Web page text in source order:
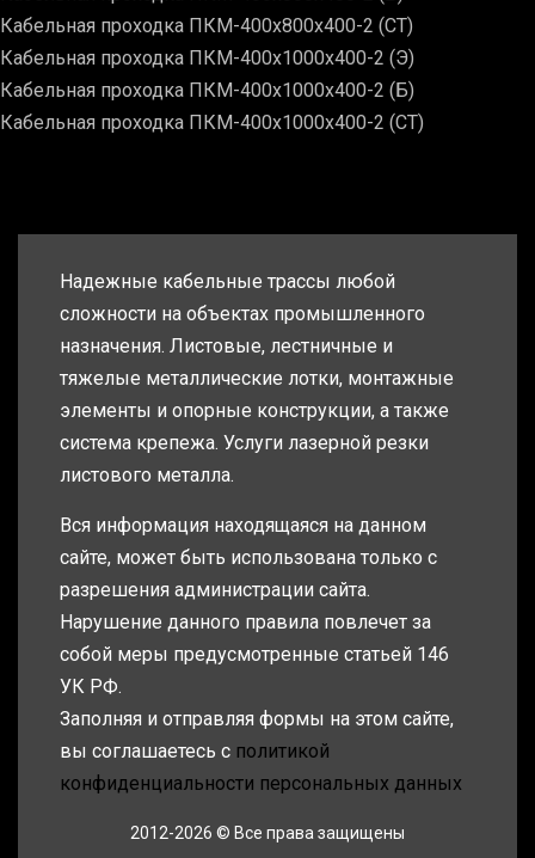
Кабельная проходка ПКМ-400х800х400-2 (СТ)
Кабельная проходка ПКМ-400х1000х400-2 (Э)
Кабельная проходка ПКМ-400х1000х400-2 (Б)
Кабельная проходка ПКМ-400х1000х400-2 (СТ)
Надежные кабельные трассы любой
сложности на объектах промышленного
назначения. Листовые, лестничные и
тяжелые металлические лотки, монтажные
элементы и опорные конструкции, а также
система крепежа. Услуги лазерной резки
листового металла.
Вся информация находящаяся на данном
сайте, может быть использована только с
разрешения администрации сайта.
Нарушение данного правила повлечет за
собой меры предусмотренные статьей 146
УК РФ.
Заполняя и отправляя формы на этом сайте,
вы соглашаетесь с политикой
конфиденциальности персональных данных
2012-2026 © Все права защищены